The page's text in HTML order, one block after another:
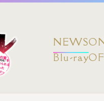
NEWS
Blu-ray